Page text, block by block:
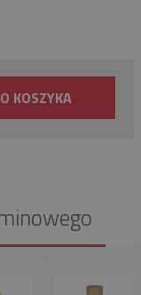
KOSZYKA